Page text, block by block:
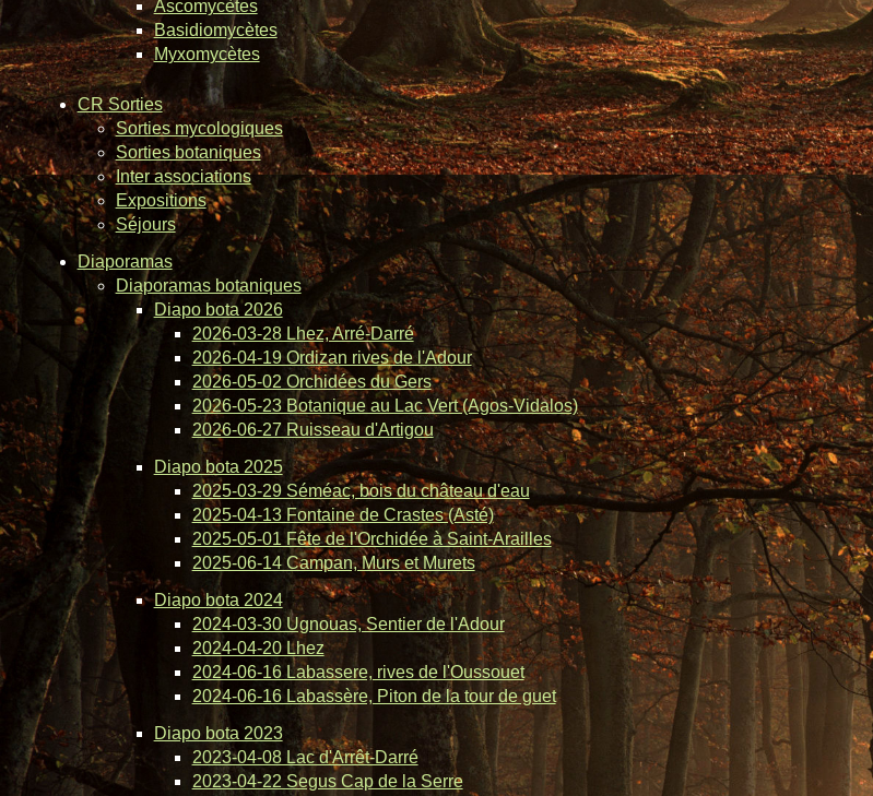
Ascomycètes
Basidiomycètes
Myxomycètes
CR Sorties
Sorties mycologiques
Sorties botaniques
Inter associations
Expositions
Séjours
Diaporamas
Diaporamas botaniques
Diapo bota 2026
2026-03-28 Lhez, Arré-Darré
2026-04-19 Ordizan rives de l'Adour
2026-05-02 Orchidées du Gers
2026-05-23 Botanique au Lac Vert (Agos-Vidalos)
2026-06-27 Ruisseau d'Artigou
Diapo bota 2025
2025-03-29 Séméac, bois du château d'eau
2025-04-13 Fontaine de Crastes (Asté)
2025-05-01 Fête de l'Orchidée à Saint-Arailles
2025-06-14 Campan, Murs et Murets
Diapo bota 2024
2024-03-30 Ugnouas, Sentier de l'Adour
2024-04-20 Lhez
2024-06-16 Labassere, rives de l'Oussouet
2024-06-16 Labassère, Piton de la tour de guet
Diapo bota 2023
2023-04-08 Lac d'Arrêt-Darré
2023-04-22 Segus Cap de la Serre